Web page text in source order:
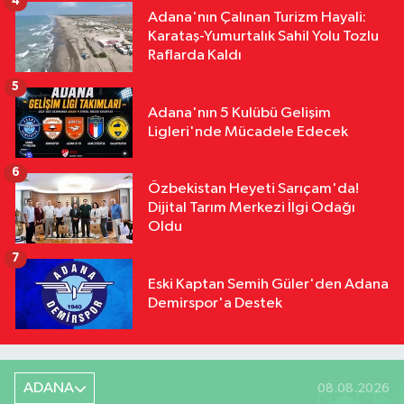
Adana'nın Çalınan Turizm Hayali:
Karataş-Yumurtalık Sahil Yolu Tozlu
Raflarda Kaldı
Adana'nın 5 Kulübü Gelişim
Ligleri'nde Mücadele Edecek
5
Özbekistan Heyeti Sarıçam'da!
Dijital Tarım Merkezi İlgi Odağı
Oldu
6
Eski Kaptan Semih Güler'den Adana
Demirspor'a Destek
7
ADANA 08.08.2026